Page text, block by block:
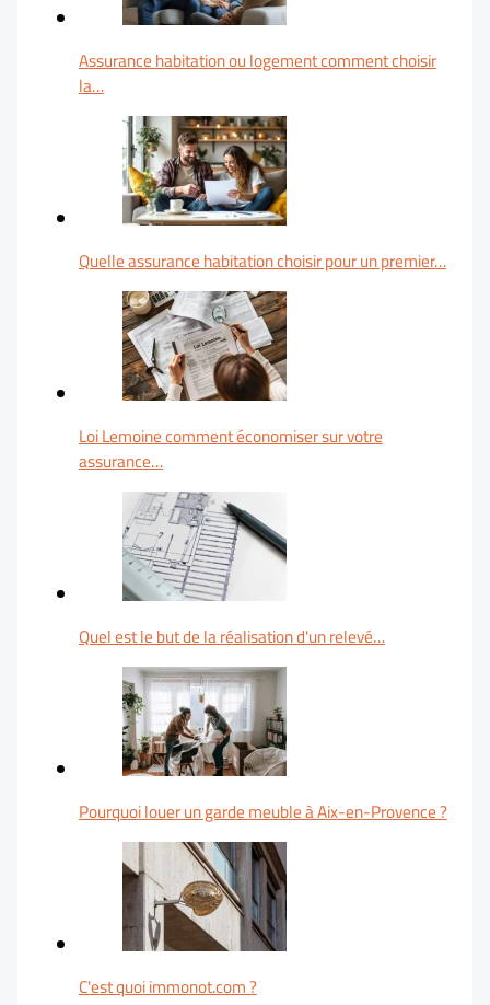
Assurance habitation ou logement comment choisir
la…
Quelle assurance habitation choisir pour un premier…
Loi Lemoine comment économiser sur votre
assurance…
Quel est le but de la réalisation d'un relevé…
Pourquoi louer un garde meuble à Aix-en-Provence ?
C'est quoi immonot.com ?